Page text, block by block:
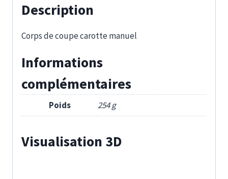
Description
Corps de coupe carotte manuel
Informations
complémentaires
Poids 254 g
Visualisation 3D